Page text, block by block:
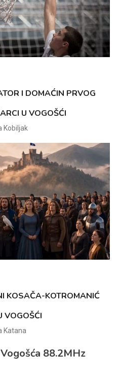
I DOMAĆIN PRVOG
U VOGOŠĆI
Kobiljak
KOSAČA-KOTROMANIĆ
VOGOŠĆI
Katana
88.2MHz